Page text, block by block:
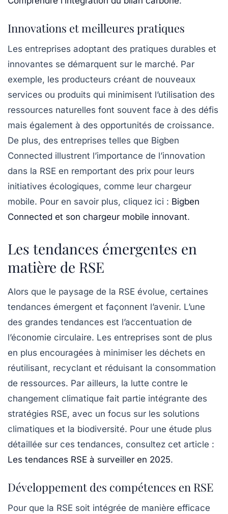
Innovations et meilleures pratiques
Les entreprises adoptant des pratiques durables et
innovantes se démarquent sur le marché. Par
exemple, les producteurs créant de nouveaux
services ou produits qui minimisent l’utilisation des
ressources naturelles font souvent face à des défis
mais également à des opportunités de croissance.
De plus, des entreprises telles que Bigben
Connected illustrent l’importance de l’innovation
dans la RSE en remportant des prix pour leurs
initiatives écologiques, comme leur chargeur
mobile. Pour en savoir plus, cliquez ici : Bigben
Connected et son chargeur mobile innovant.
Les tendances émergentes en
matière de RSE
Alors que le paysage de la RSE évolue, certaines
tendances émergent et façonnent l’avenir. L’une
des grandes tendances est l’accentuation de
l’économie circulaire. Les entreprises sont de plus
en plus encouragées à minimiser les déchets en
réutilisant, recyclant et réduisant la consommation
de ressources. Par ailleurs, la lutte contre le
changement climatique fait partie intégrante des
stratégies RSE, avec un focus sur les solutions
climatiques et la biodiversité. Pour une étude plus
détaillée sur ces tendances, consultez cet article :
Les tendances RSE à surveiller en 2025.
Développement des compétences en RSE
Pour que la RSE soit intégrée de manière efficace